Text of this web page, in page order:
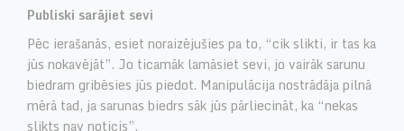
Publiski sarājiet sevi
Pēc ierašanās, esiet noraizējušies pa to, “cik slikti, ir tas ka
jūs nokavējāt”. Jo ticamāk lamāsiet sevi, jo vairāk sarunu
biedram gribēsies jūs piedot. Manipulācija nostrādāja pilnā
mērā tad, ja sarunas biedrs sāk jūs pārliecināt, ka “nekas
slikts nav noticis”.